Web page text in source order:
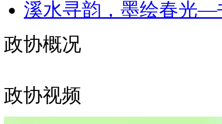
溪水寻韵，墨绘春光—
政协概况
政协视频